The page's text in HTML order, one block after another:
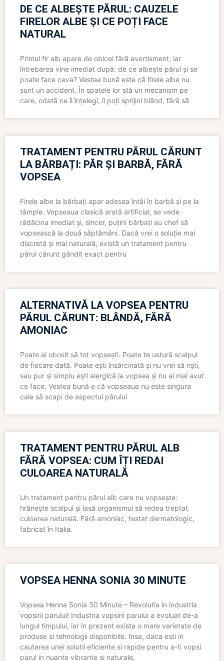
DE CE ALBEȘTE PĂRUL: CAUZELE
FIRELOR ALBE ȘI CE POȚI FACE
NATURAL
Primul fir alb apare de obicei fără avertisment, iar
întrebarea vine imediat după: de ce albește părul și se
poate face ceva? Vestea bună este că firele albe nu
sunt un accident. În spatele lor stă un mecanism pe
care, odată ce îl înțelegi, îl poți sprijini blând, fără să
TRATAMENT PENTRU PĂRUL CĂRUNT
LA BĂRBAȚI: PĂR ȘI BARBĂ, FĂRĂ
VOPSEA
Firele albe la bărbați apar adesea întâi în barbă și pe la
tâmple. Vopseaua clasică arată artificial, se vede
rădăcina imediat și, sincer, puțini bărbați au chef să
vopsească la două săptămâni. Dacă vrei o soluție mai
discretă și mai naturală, există un tratament pentru
părul cărunt gândit exact pentru
ALTERNATIVĂ LA VOPSEA PENTRU
PĂRUL CĂRUNT: BLÂNDĂ, FĂRĂ
AMONIAC
Poate ai obosit să tot vopsești. Poate te ustură scalpul
de fiecare dată. Poate ești însărcinată și nu vrei să riști,
sau pur și simplu ești alergică la vopsea și nu ai mai avut
ce face. Vestea bună e că vopseaua nu este singura
cale să scapi de aspectul părului
TRATAMENT PENTRU PĂRUL ALB
FĂRĂ VOPSEA: CUM ÎȚI REDAI
CULOAREA NATURALĂ
Un tratament pentru părul alb care nu vopsește:
hrănește scalpul și lasă organismul să redea treptat
culoarea naturală. Fără amoniac, testat dermatologic,
fabricat în Italia.
VOPSEA HENNA SONIA 30 MINUTE
Vopsea Henna Sonia 30 Minute – Revolutia in industria
vopsirii parului! Industria vopsirii parului a evoluat de-a
lungul timpului, iar in prezent exista o mare varietate de
produse si tehnologii disponibile. Insa, daca esti in
cautarea unei solutii eficiente si rapide pentru a-ti vopsi
parul in nuante vibrante si naturale,